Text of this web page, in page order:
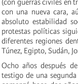
(con guerras civiles en
con una nueva cara,
absoluto estabilidad
protestas políticas
diferentes regiones
Túnez, Egipto, Sudán,
Ocho años después
testigo de una